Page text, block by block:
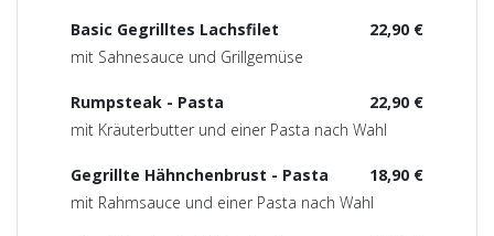
22,90 €
Basic Gegrilltes Lachsfilet
mit Sahnesauce und Grillgemüse
22,90 €
Rumpsteak - Pasta
mit Kräuterbutter und einer Pasta nach Wahl
18,90 €
Gegrillte Hähnchenbrust - Pasta
mit Rahmsauce und einer Pasta nach Wahl